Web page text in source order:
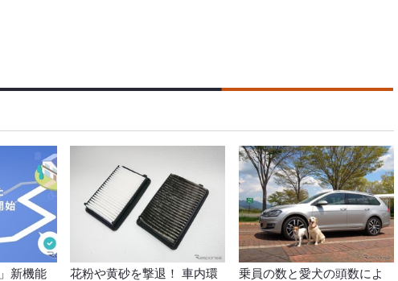
新機能
花粉や黄砂を撃退！ 車内環
乗員の数と愛犬の頭数によ